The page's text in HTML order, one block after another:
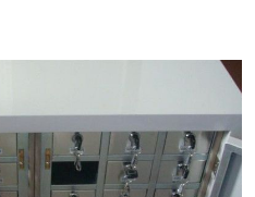
禁手机进入，有的还会根据基站的信
杜绝公网泄密，但由于个别干扰器的屏
发一款专门用于存放联网设备的信号屏
机屏蔽柜效能≥65db，有效阻断柜内联
各种制式的通信信号收发，包括2G到5G
密的可能。该类型的智能柜箱体采取独立